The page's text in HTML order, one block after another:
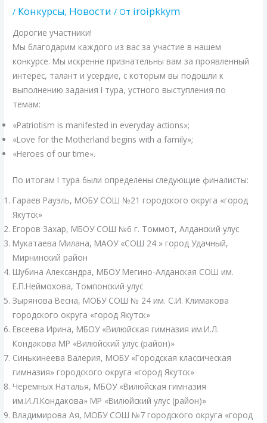
/ Конкурсы, Новости / От iroipkkym
Дорогие участники!
Мы благодарим каждого из вас за участие в нашем
конкурсе. Мы искренне признательны вам за проявленный
интерес, талант и усердие, с которым вы подошли к
выполнению задания I тура, устного выступления по
темам:
«Patriotism is manifested in everyday actions»;
«Love for the Motherland begins with a family»;
«Heroes of our time».
По итогам I тура были определены следующие финалисты:
Гараев Рауэль, МОБУ СОШ №21 городского округа «город
Якутск»
Егоров Захар, МБОУ СОШ №6 г. Томмот, Алданский улус
Мукатаева Милана, МАОУ «СОШ 24 » город Удачный,
Мирнинский район
Шубина Александра, МБОУ Мегино-Алданская СОШ им.
Е.П.Неймохова, Томпонский улус
Зырянова Весна, МОБУ СОШ № 24 им. С.И. Климакова
городского округа «город Якутск»
Евсеева Ирина, МБОУ «Вилюйская гимназия им.И.Л.
Кондакова МР «Вилюйский улус (район)»
⁠Синькинеева Валерия, МОБУ «Городская классическая
гимназия» городского округа «город Якутск»
Черемных Наталья, МБОУ «Вилюйская гимназия
им.И.Л.Кондакова» МР «Вилюйский улус (район)»
Владимирова Ая, МОБУ СОШ №7 городского округа «город